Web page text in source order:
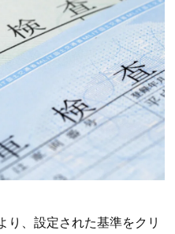
り、設定された基準をクリ